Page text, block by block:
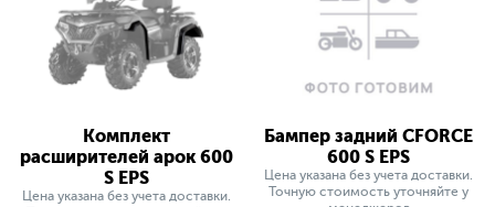
Комплект
расширителей арок 600
S EPS
Цена указана без учета доставки.
Бампер задний СFORCE
600 S EPS
Цена указана без учета доставки.
Точную стоимость уточняйте у